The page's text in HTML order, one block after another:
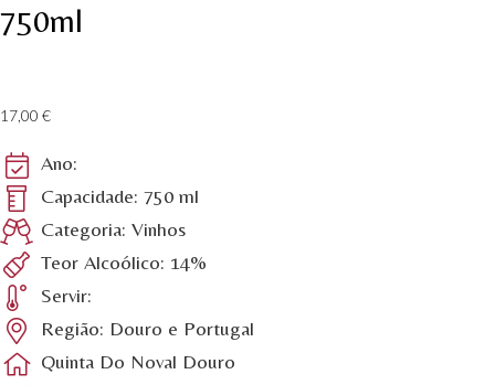
750ml
17,00 €
Ano:
Capacidade: 750 ml
Categoria: Vinhos
Teor Alcoólico: 14%
Servir:
Região: Douro e Portugal
Quinta Do Noval Douro